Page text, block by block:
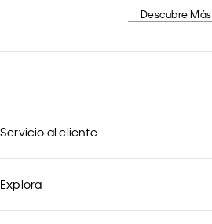
Descubre Más
Servicio al cliente
Explora